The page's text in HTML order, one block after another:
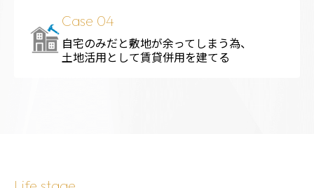
Case 04
自宅のみだと敷地が余ってしまう為、
土地活用として賃貸併用を建てる